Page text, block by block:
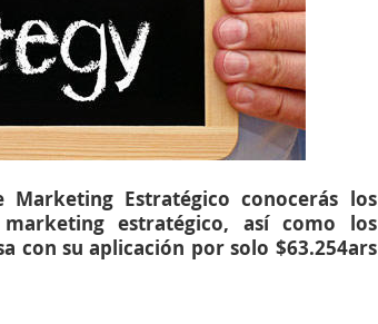
Estratégico conocerás los
estratégico, así como los
con su aplicación por solo $63.254ars